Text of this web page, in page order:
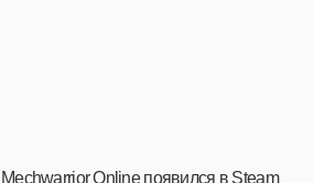
Mechwarrior Online появился в Steam